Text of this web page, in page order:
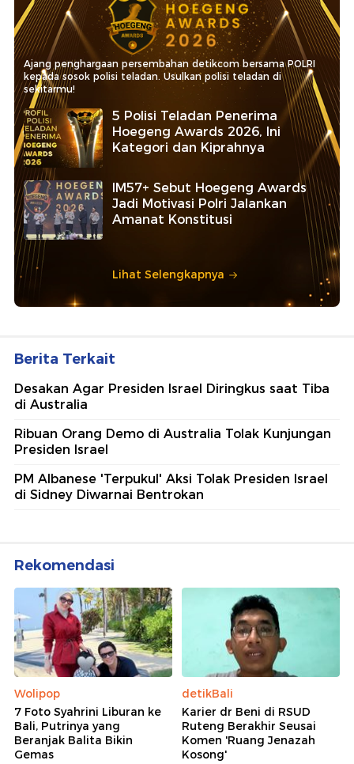
Ajang penghargaan persembahan detikcom bersama POLRI
kepada sosok polisi teladan. Usulkan polisi teladan di
sekitarmu!
5 Polisi Teladan Penerima
Hoegeng Awards 2026, Ini
Kategori dan Kiprahnya
IM57+ Sebut Hoegeng Awards
Jadi Motivasi Polri Jalankan
Amanat Konstitusi
Lihat Selengkapnya
Berita Terkait
Desakan Agar Presiden Israel Diringkus saat Tiba
di Australia
Ribuan Orang Demo di Australia Tolak Kunjungan
Presiden Israel
PM Albanese 'Terpukul' Aksi Tolak Presiden Israel
di Sidney Diwarnai Bentrokan
Rekomendasi
Wolipop
7 Foto Syahrini Liburan ke
Bali, Putrinya yang
Beranjak Balita Bikin
Gemas
detikBali
Karier dr Beni di RSUD
Ruteng Berakhir Seusai
Komen 'Ruang Jenazah
Kosong'